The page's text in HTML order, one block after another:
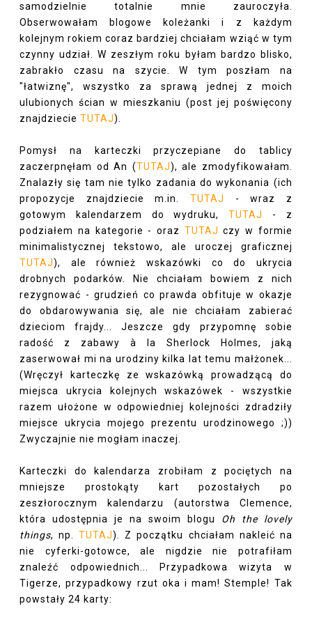
samodzielnie totalnie mnie zauroczyła.
Obserwowałam blogowe koleżanki i z każdym
kolejnym rokiem coraz bardziej chciałam wziąć w tym
czynny udział. W zeszłym roku byłam bardzo blisko,
zabrakło czasu na szycie. W tym poszłam na
"łatwiznę", wszystko za sprawą jednej z moich
ulubionych ścian w mieszkaniu (post jej poświęcony
znajdziecieTUTAJ).
Pomysł na karteczki przyczepiane do tablicy
zaczerpnęłam od An (TUTAJ), ale zmodyfikowałam.
Znalazły się tam nie tylko zadania do wykonania (ich
propozycje znajdziecie m.in. TUTAJ
- wraz z
gotowym kalendarzem do wydruku,TUTAJ
- z
podziałem na kategorie - oraz TUTAJ czy w formie
minimalistycznej tekstowo, ale uroczej graficznej
TUTAJ), ale również wskazówki co do ukrycia
drobnych podarków. Nie chciałam bowiem z nich
rezygnować - grudzień co prawda obfituje w okazje
do obdarowywania się, ale nie chciałam zabierać
dzieciom frajdy... Jeszcze gdy przypomnę sobie
radość z zabawy à la Sherlock Holmes, jaką
zaserwował mi na urodziny kilka lat temu małżonek...
(Wręczył karteczkę ze wskazówką prowadzącą do
miejsca ukrycia kolejnych wskazówek - wszystkie
razem ułożone w odpowiedniej kolejności zdradziły
miejsce ukrycia mojego prezentu urodzinowego ;))
Zwyczajnie nie mogłam inaczej.
Karteczki do kalendarza zrobiłam z pociętych na
mniejsze prostokąty kart pozostałych po
zeszłorocznym kalendarzu (autorstwa Clemence,
która udostępnia je na swoim blogu Oh the lovely
things, np.TUTAJ). Z początku chciałam nakleić na
nie cyferki-gotowce, ale nigdzie nie potrafiłam
znaleźć odpowiednich... Przypadkowa wizyta w
Tigerze, przypadkowy rzut oka i mam! Stemple! Tak
powstały 24 karty: